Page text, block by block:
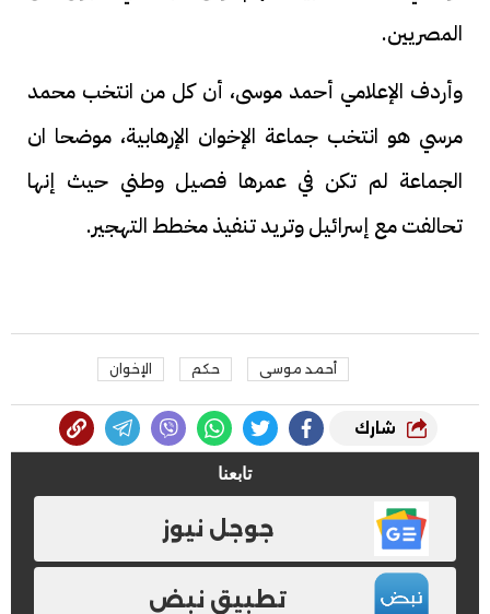
المصريين.
وأردف الإعلامي أحمد موسى، أن كل من انتخب محمد
مرسي هو انتخب جماعة الإخوان الإرهابية، موضحا ان
الجماعة لم تكن في عمرها فصيل وطني حيث إنها
تحالفت مع إسرائيل وتريد تنفيذ مخطط التهجير.
أحمد موسى حكم الإخوان
شارك
تابعنا
جوجل نيوز
تطبيق نبض